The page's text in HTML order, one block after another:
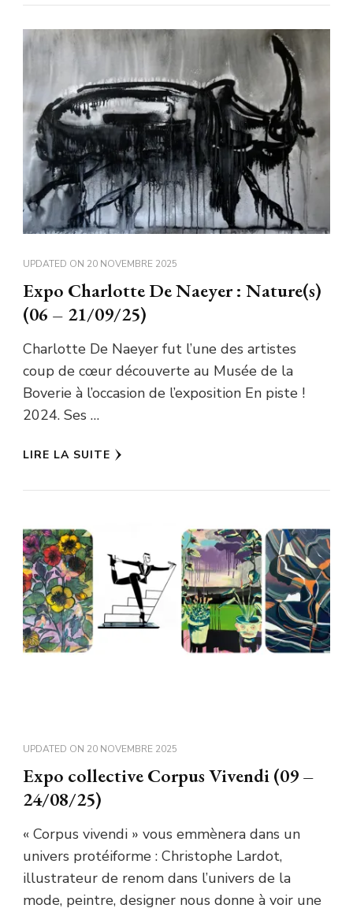
UPDATED ON 20 NOVEMBRE 2025
Expo Charlotte De Naeyer : Nature(s)
(06 – 21/09/25)
Charlotte De Naeyer fut l’une des artistes
coup de cœur découverte au Musée de la
Boverie à l’occasion de l’exposition En piste !
2024. Ses …
LIRE LA SUITE
UPDATED ON 20 NOVEMBRE 2025
Expo collective Corpus Vivendi (09 –
24/08/25)
« Corpus vivendi » vous emmènera dans un
univers protéiforme : Christophe Lardot,
illustrateur de renom dans l’univers de la
mode, peintre, designer nous donne à voir une